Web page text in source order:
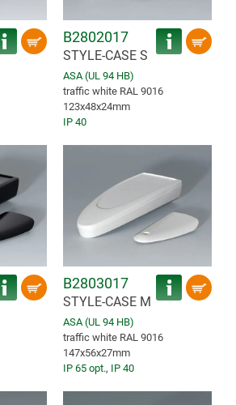
B2802017
STYLE-CASE S
ASA (UL 94 HB)
traffic white RAL 9016
123x48x24mm
IP 40
B2803017
STYLE-CASE M
ASA (UL 94 HB)
traffic white RAL 9016
147x56x27mm
IP 65 opt., IP 40